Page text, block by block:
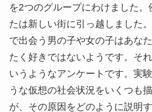
を2つのグループにわけました。
たは新しい街に引っ越しました
で出会う男の子や女の子はあな
たく好きではないようです。そ
いうようなアンケートです。実
うな仮想の社会状況をいくつも
が、その原因をどのように説明